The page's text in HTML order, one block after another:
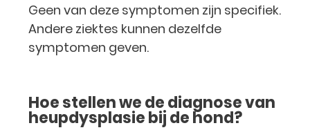
Geen van deze symptomen zijn specifiek.
Andere ziektes kunnen dezelfde
symptomen geven.
Hoe stellen we de diagnose van
heupdysplasie bij de hond?